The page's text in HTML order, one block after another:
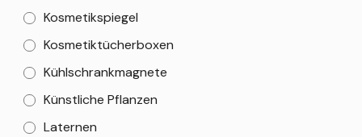
Kosmetikspiegel
Kosmetiktücherboxen
Kühlschrankmagnete
Künstliche Pflanzen
Laternen